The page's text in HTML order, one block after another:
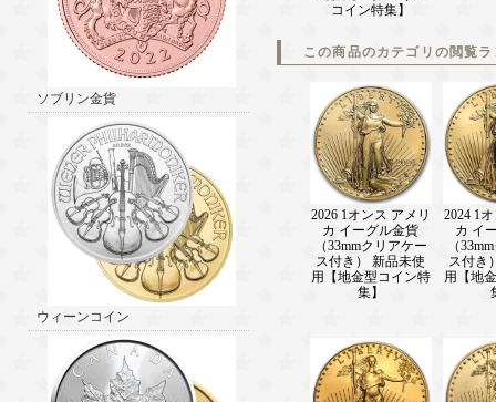
ソブリン金貨
ウィーンコイン
コイン特集】
この商品のカテゴリの閲覧
2026 1オンス アメリ
カ イーグル金貨
（33mmクリアケー
ス付き） 新品未使
用【地金型コイン特
集】
2024 1
カ イ
（
ス付き
用【地